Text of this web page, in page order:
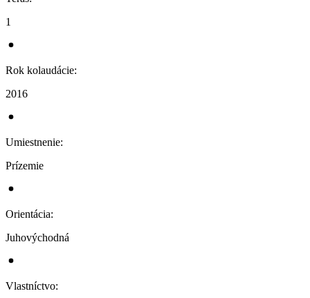
1
Rok kolaudácie:
2016
Umiestnenie:
Prízemie
Orientácia:
Juhovýchodná
Vlastníctvo: